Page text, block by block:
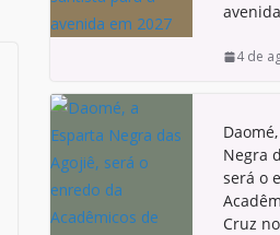
4 de
Negra
será o
Cruz